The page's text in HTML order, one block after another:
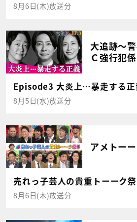
8月6日(木)放送分
大追跡～
Ｃ強行犯
Episode3 大炎上…暴走する正
8月5日(水)放送分
アメトーー
売れっ子芸人の貴重トーーク
8月6日(木)放送分